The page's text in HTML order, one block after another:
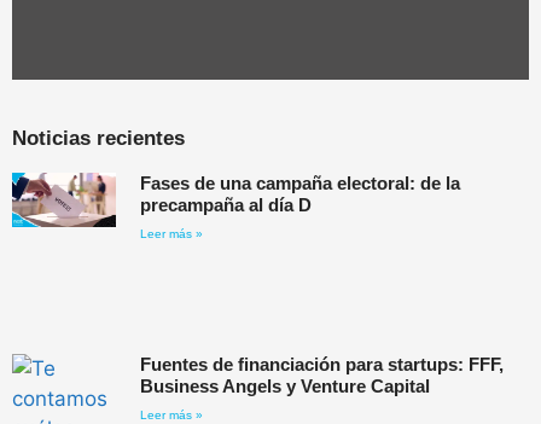
Noticias recientes
Fases de una campaña electoral: de la
precampaña al día D
Leer más »
Fuentes de financiación para startups: FFF,
Business Angels y Venture Capital
Leer más »